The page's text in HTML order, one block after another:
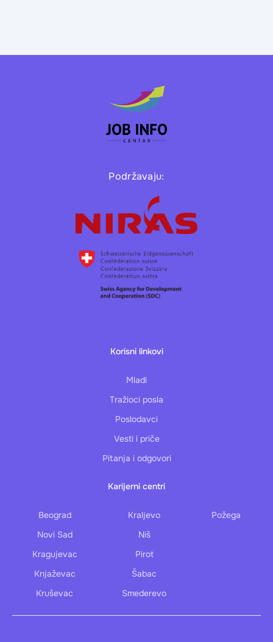
Podržavaju:
Korisni linkovi
Mladi
Tražioci posla
Poslodavci
Vesti i priče
Pitanja i odgovori
Karijerni centri
Beograd
Novi Sad
Kragujevac
Knjaževac
Kruševac
Kraljevo
Niš
Pirot
Šabac
Smederevo
Požega